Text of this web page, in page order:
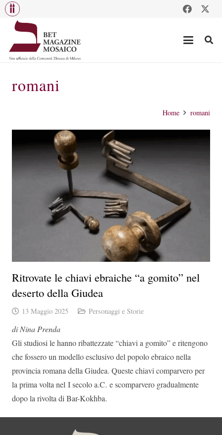
romani
Home romani
Ritrovate le chiavi ebraiche “a gomito” nel
deserto della Giudea
13 Maggio 2025 Personaggi e Storie
di Nina Prenda
Gli studiosi le hanno ribattezzate “chiavi a gomito” e ritengono
che fossero un modello esclusivo del popolo ebraico nella
provincia romana della Giudea. Queste chiavi comparvero per
la prima volta nel I secolo a.C. e scomparvero gradualmente
dopo la rivolta di Bar-Kokhba.